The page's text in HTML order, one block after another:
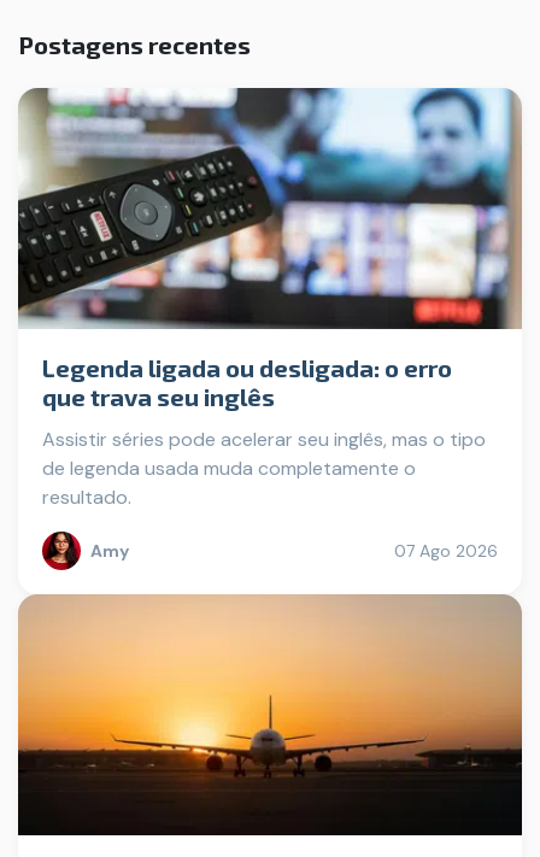
Postagens recentes
Legenda ligada ou desligada: o erro
que trava seu inglês
Assistir séries pode acelerar seu inglês, mas o tipo
de legenda usada muda completamente o
resultado.
Amy 07 Ago 2026